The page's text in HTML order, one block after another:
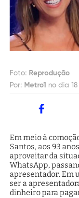
Foto: Reprodução
Por: Metro1 no dia
Em meio à
Santos, aos 93
aproveitar da
WhatsApp,
apresentador. Em
ser a
dinheiro para